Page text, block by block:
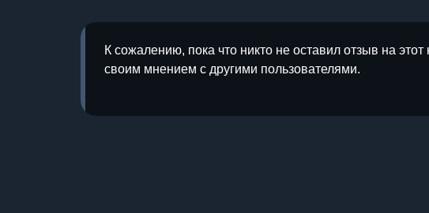
К сожалению, пока что никто не оставил отзыв на
своим мнением с другими пользователями.